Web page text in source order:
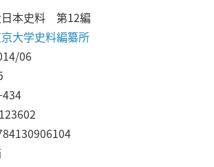
本史料 第12編
大学史料編纂所
06